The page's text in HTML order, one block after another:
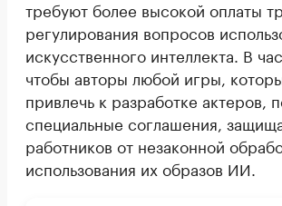
требуют более высокой оплаты
регулирования вопросов
искусственного интеллекта. В
чтобы авторы любой игры,
привлечь к разработке актеров,
специальные соглашения,
работников от незаконной
использования их образов ИИ.